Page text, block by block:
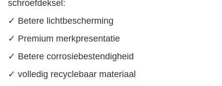
schroefdeksel:
✓ Betere lichtbescherming
✓ Premium merkpresentatie
✓ Betere corrosiebestendigheid
✓ volledig recyclebaar materiaal